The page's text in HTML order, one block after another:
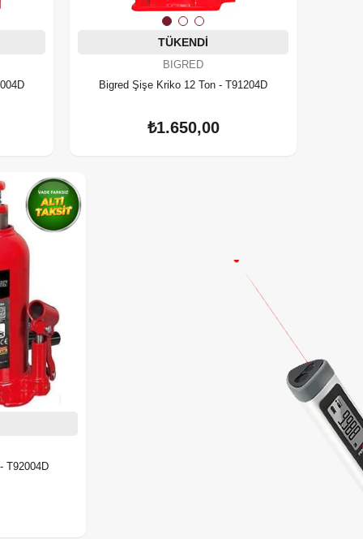
TÜKENDI
BIGRED
Bigred Şişe Kriko 12 Ton - T91204D
₺1.650,00
Bigred Şişe Kriko 20 Ton - T92004D